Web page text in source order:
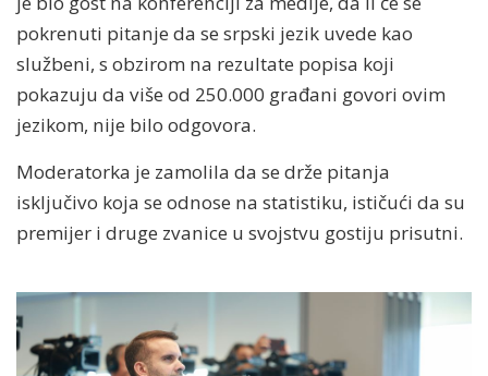
pokrenuti pitanje da se srpski jezik uvede kao
službeni, s obzirom na rezultate popisa koji
pokazuju da više od 250.000 građani govori ovim
jezikom, nije bilo odgovora.
Moderatorka je zamolila da se drže pitanja
isključivo koja se odnose na statistiku, ističući da su
premijer i druge zvanice u svojstvu gostiju prisutni.